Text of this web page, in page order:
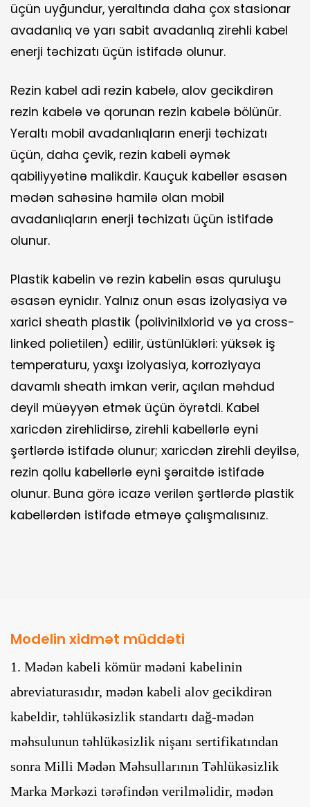
üçün uyğundur, yeraltında daha çox stasionar
avadanlıq və yarı sabit avadanlıq zirehli kabel
enerji təchizatı üçün istifadə olunur.
Rezin kabel adi rezin kabelə, alov gecikdirən
rezin kabelə və qorunan rezin kabelə bölünür.
Yeraltı mobil avadanlıqların enerji təchizatı
üçün, daha çevik, rezin kabeli əymək
qabiliyyətinə malikdir. Kauçuk kabellər əsasən
mədən sahəsinə hamilə olan mobil
avadanlıqların enerji təchizatı üçün istifadə
olunur.
Plastik kabelin və rezin kabelin əsas quruluşu
əsasən eynidır. Yalnız onun əsas izolyasiya və
xarici sheath plastik (polivinilxlorid və ya cross-
linked polietilen) edilir, üstünlükləri: yüksək iş
temperaturu, yaxşı izolyasiya, korroziyaya
davamlı sheath imkan verir, açılan məhdud
deyil müəyyən etmək üçün öyrətdi. Kabel
xaricdən zirehlidirsə, zirehli kabellərlə eyni
şərtlərdə istifadə olunur; xaricdən zirehli deyilsə,
rezin qollu kabellərlə eyni şəraitdə istifadə
olunur. Buna görə icazə verilən şərtlərdə plastik
kabellərdən istifadə etməyə çalışmalısınız.
Modelin xidmət müddəti
1. Mədən kabeli kömür mədəni kabelinin
abreviaturasıdır, mədən kabeli alov gecikdirən
kabeldir, təhlükəsizlik standartı dağ-mədən
məhsulunun təhlükəsizlik nişanı sertifikatından
sonra Milli Mədən Məhsullarının Təhlükəsizlik
Marka Mərkəzi tərəfindən verilməlidir, mədən